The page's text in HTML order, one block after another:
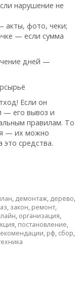
нарушение не
акты, фото, чеки;
— если сумма
дней —
Если он
— его вывоз и
правилам. То
— их можно
это средства.
, демонтаж, дерево,
, закон, ремонт,
, организация,
, постановление,
, рф, сбор,